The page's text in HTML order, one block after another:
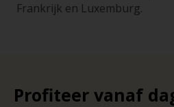
Frankrijk en Luxemburg.
Profiteer vanaf